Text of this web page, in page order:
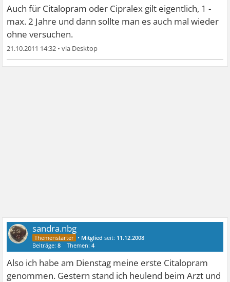
Auch für Citalopram oder Cipralex gilt eigentlich, 1 -
max. 2 Jahre und dann sollte man es auch mal wieder
ohne versuchen.
21.10.2011 14:32 •
sandra.nbg
• Mitglied seit: 11.12.2008
Beiträge:8 Themen:4
Also ich habe am Dienstag meine erste Citalopram
genommen. Gestern stand ich heulend beim Arzt und